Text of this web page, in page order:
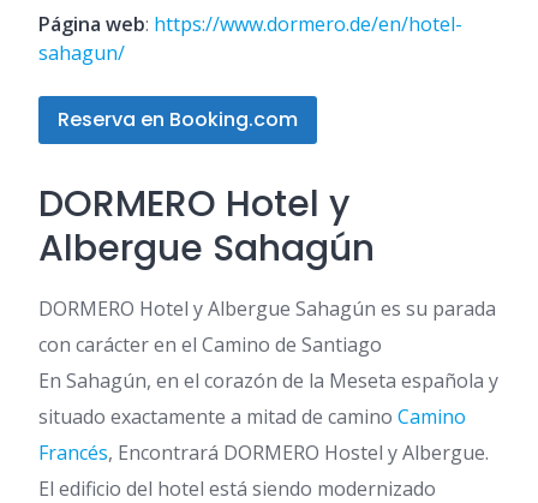
Página web: https://www.dormero.de/en/hotel-
sahagun/
Reserva en Booking.com
DORMERO Hotel y
Albergue Sahagún
DORMERO Hotel y Albergue Sahagún es su parada
con carácter en el Camino de Santiago
En Sahagún, en el corazón de la Meseta española y
situado exactamente a mitad de camino Camino
Francés, Encontrará DORMERO Hostel y Albergue.
El edificio del hotel está siendo modernizado